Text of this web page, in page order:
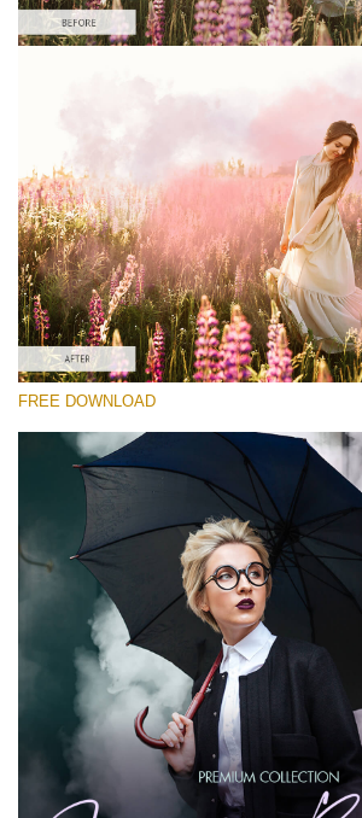
Si prega di Selezionare
Smoke Bomb
(110 Overlays)
Large 6000*4000px
Light Sparkling
(740 Overlays)
Large 6000*4000px
(1783 Overlays)
Download Gratuito
FREE DOWNLOAD